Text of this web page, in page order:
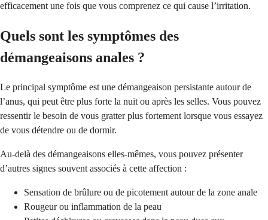
efficacement une fois que vous comprenez ce qui cause l’irritation.
Quels sont les symptômes des
démangeaisons anales ?
Le principal symptôme est une démangeaison persistante autour de
l’anus, qui peut être plus forte la nuit ou après les selles. Vous pouvez
ressentir le besoin de vous gratter plus fortement lorsque vous essayez
de vous détendre ou de dormir.
Au-delà des démangeaisons elles-mêmes, vous pouvez présenter
d’autres signes souvent associés à cette affection :
Sensation de brûlure ou de picotement autour de la zone anale
Rougeur ou inflammation de la peau